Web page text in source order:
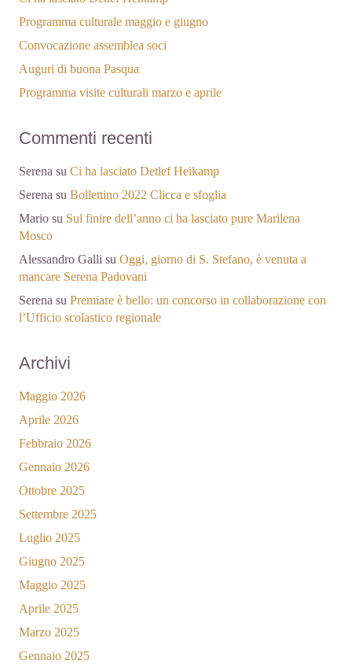
Programma culturale maggio e giugno
Convocazione assemblea soci
Auguri di buona Pasqua
Programma visite culturali marzo e aprile
Commenti recenti
Serena su Ci ha lasciato Detlef Heikamp
Serena su Bollettino 2022 Clicca e sfoglia
Mario su Sul finire dell’anno ci ha lasciato pure Marilena
Mosco
Alessandro Galli su Oggi, giorno di S. Stefano, è venuta a
mancare Serena Padovani
Serena su Premiare è bello: un concorso in collaborazione con
l’Ufficio scolastico regionale
Archivi
Maggio 2026
Aprile 2026
Febbraio 2026
Gennaio 2026
Ottobre 2025
Settembre 2025
Luglio 2025
Giugno 2025
Maggio 2025
Aprile 2025
Marzo 2025
Gennaio 2025